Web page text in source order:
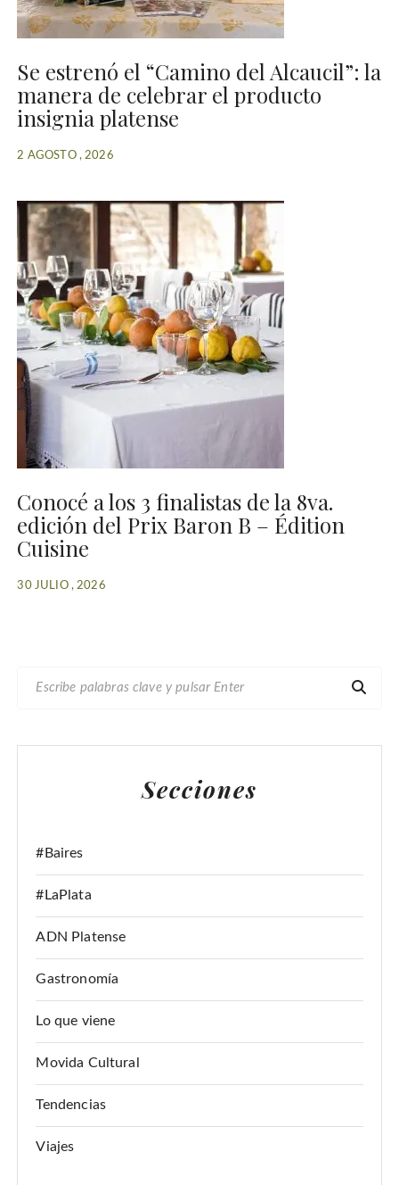
Se estrenó el “Camino del Alcaucil”: la
manera de celebrar el producto
insignia platense
2 AGOSTO , 2026
Conocé a los 3 finalistas de la 8va.
edición del Prix Baron B – Édition
Cuisine
30 JULIO , 2026
C
Secciones
#Baires
#LaPlata
ADN Platense
Gastronomía
Lo que viene
Movida Cultural
Tendencias
Viajes